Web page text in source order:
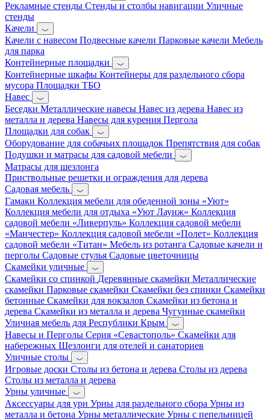
Рекламные стенды Стенды и столбы навигации Уличные
стенды
Качели
Качели с навесом Подвесные качели Парковые качели Мебель
для парка
Контейнерные площадки
Контейнерные шкафы Контейнеры для раздельного сбора
мусора Площадки ТБО
Навес
Беседки Металлические навесы Навес из дерева Навес из
металла и дерева Навесы для курения Пергола
Площадки для собак
Оборудование для собачьих площадок Препятствия для собак
Подушки и матрасы для садовой мебели
Матрасы для шезлонга
Приствольные решетки и ограждения для дерева
Садовая мебель
Гамаки Коллекция мебели для обеденной зоны «Уют»
Коллекция мебели для отдыха «Уют Лаунж» Коллекция
садовой мебели «Ливерпуль» Коллекция садовой мебели
«Манчестер» Коллекция садовой мебели «Полет» Коллекция
садовой мебели «Титан» Мебель из ротанга Садовые качели и
перголы Садовые стулья Садовые цветочницы
Скамейки уличные
Скамейки со спинкой Деревянные скамейки Металлические
скамейки Парковые скамейки Скамейки без спинки Скамейки
бетонные Скамейки для вокзалов Скамейки из бетона и
дерева Скамейки из металла и дерева Чугунные скамейки
Уличная мебель для Республики Крым
Навесы и Перголы Серия «Севастополь» Скамейки для
набережных Шезлонги для отелей и санаториев
Уличные столы
Игровые доски Столы из бетона и дерева Столы из дерева
Столы из металла и дерева
Урны уличные
Аксессуары для урн Урны для раздельного сбора Урны из
металла и бетона Урны металлические Урны с пепельницей